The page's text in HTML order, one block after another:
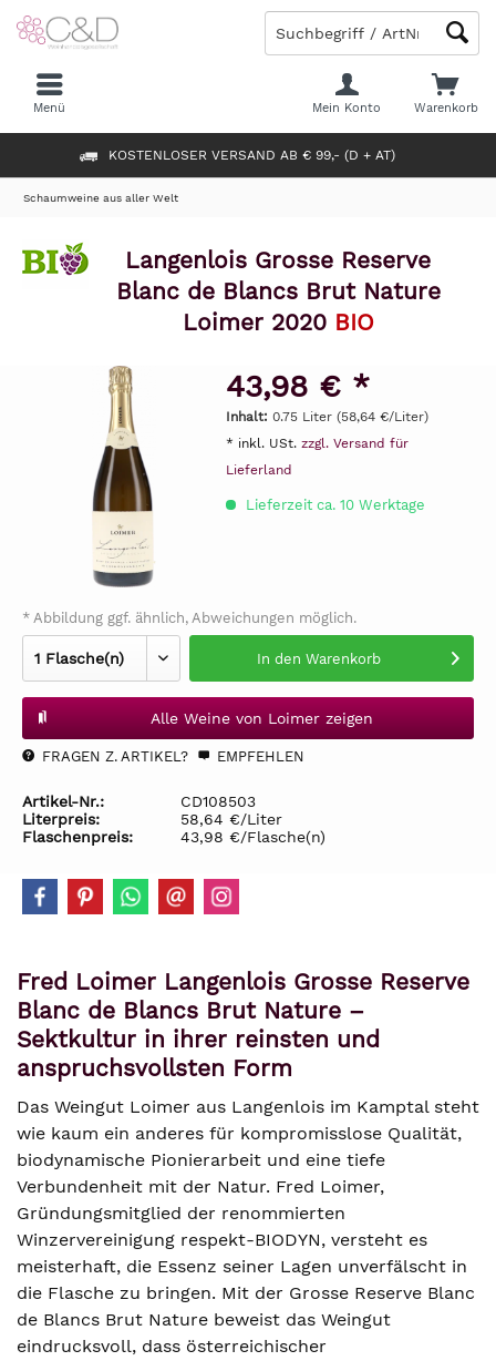
KOSTENLOSER VERSAND AB € 99,- (D + AT)
Warenkorb
Mein Konto
Menü
Schaumweine aus aller Welt
Langenlois Grosse Reserve
Blanc de Blancs Brut Nature
Loimer 2020 BIO
43,98 € *
Inhalt: 0.75 Liter (58,64 €/Liter)
* inkl. USt. zzgl. Versand für
Lieferland
Lieferzeit ca. 10 Werktage
* Abbildung ggf. ähnlich, Abweichungen möglich.
In den Warenkorb
Alle Weine von Loimer zeigen
FRAGEN Z. ARTIKEL? EMPFEHLEN
Artikel-Nr.:
CD108503
Literpreis:
58,64 €/Liter
Flaschenpreis:
43,98 €/Flasche(n)
Fred Loimer Langenlois Grosse Reserve
Blanc de Blancs Brut Nature –
Sektkultur in ihrer reinsten und
anspruchsvollsten Form
Das Weingut Loimer aus Langenlois im Kamptal steht
wie kaum ein anderes für kompromisslose Qualität,
biodynamische Pionierarbeit und eine tiefe
Verbundenheit mit der Natur. Fred Loimer,
Gründungsmitglied der renommierten
Winzervereinigung respekt-BIODYN, versteht es
meisterhaft, die Essenz seiner Lagen unverfälscht in
die Flasche zu bringen. Mit der Grosse Reserve Blanc
de Blancs Brut Nature beweist das Weingut
eindrucksvoll, dass österreichischer